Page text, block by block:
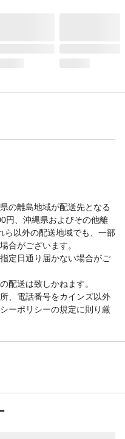
の離島地域が配送先となる
円、沖縄県およびその他離
ら以外の配送地域でも、一部
合がございます。
定日通り届かない場合がご
配送は致しかねます。
、電話番号をカインズ以外
ーポリシーの規定に則り厳